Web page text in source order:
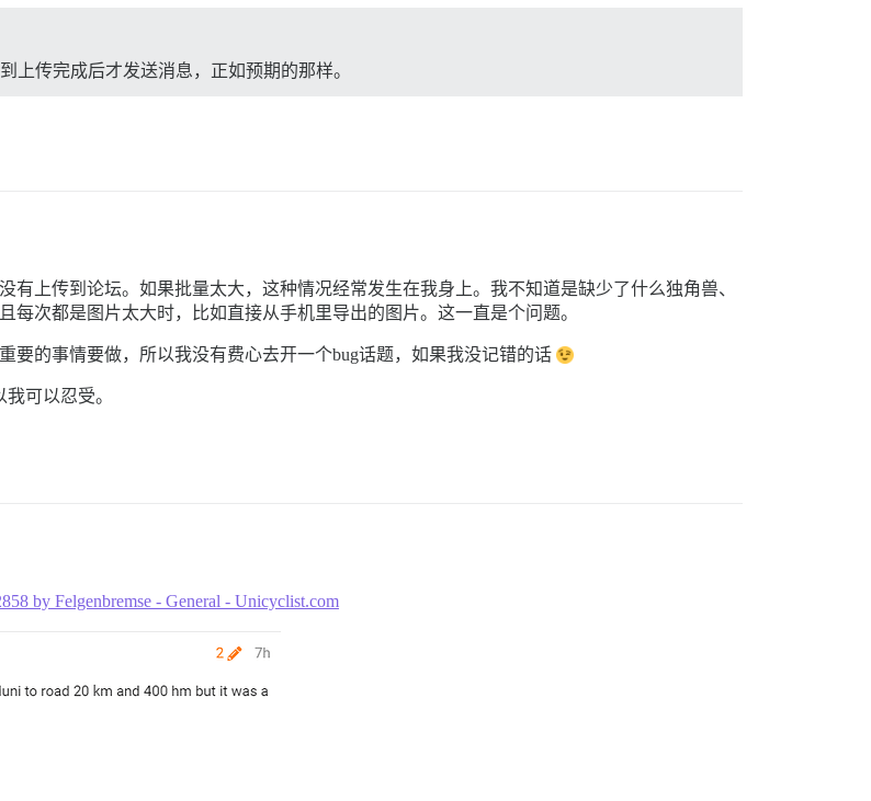
上传完成后才发送消息，正如预期的那样。
上传到论坛。如果批量太大，这种情况经常发生在我身上。我不知道是缺少了什么独角兽、
次都是图片太大时，比如直接从手机里导出的图片。这一直是个问题。
的事情要做，所以我没有费心去开一个bug话题，如果我没记错的话
可以忍受。
by Felgenbremse - General - Unicyclist.com